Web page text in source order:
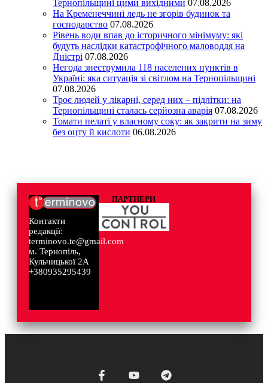
Тернопільщині цими вихідними 07.08.2026
На Кременеччині ледь не згорів будинок та
господарство 07.08.2026
Рівень води впав до історичного мінімуму: які
будуть наслідки катастрофічного маловоддя на
Дністрі 07.08.2026
Негода знеструмила 118 населених пунктів в
Україні: яка ситуація зі світлом на Тернопільщині
07.08.2026
Троє людей у лікарні, серед них – підлітки: на
Тернопільщині сталась серйозна аварія 07.08.2026
Томати пелаті у власному соку: як закрити на зиму
без оцту й кислоти 06.08.2026
Контакти
редакції:
terminovo.te@gmail.com
м. Тернопіль,
Кульчицької 2А
+380935295439
ПАРТНЕРИ